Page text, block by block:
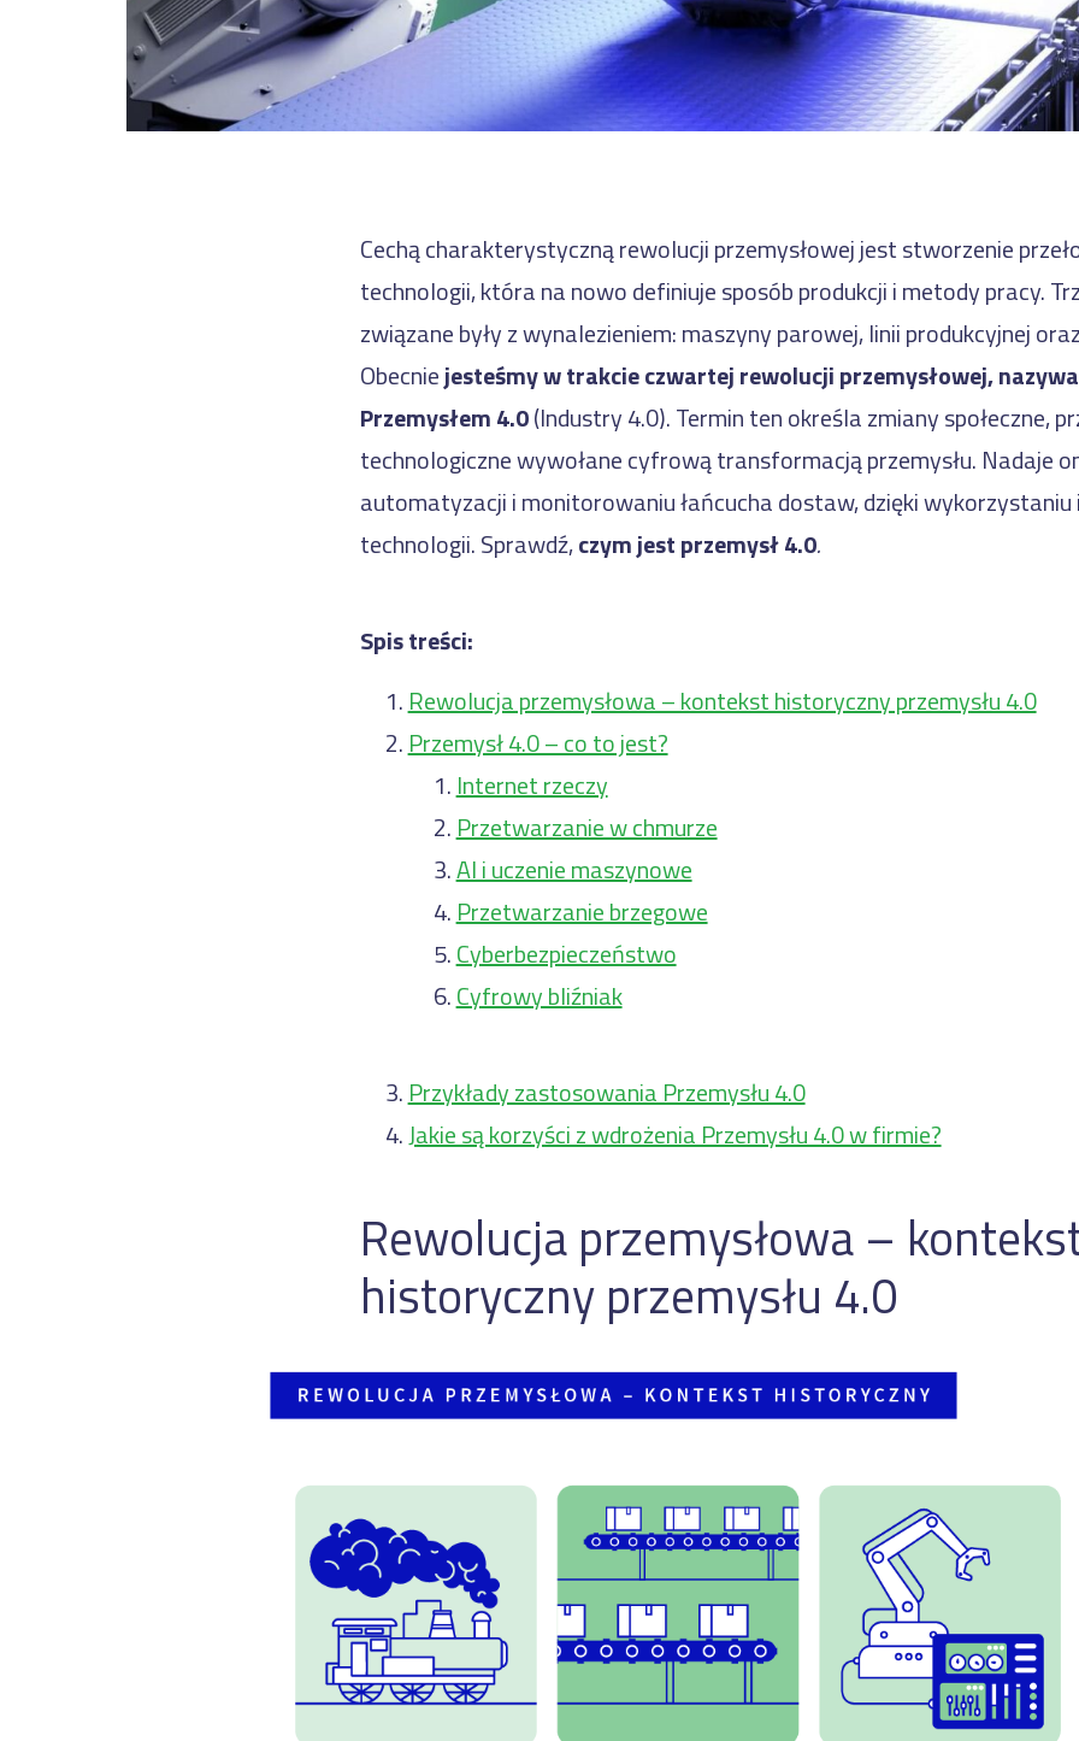
Cechą charakterystyczną rewolucji przemysłowej jest stworzenie
technologii, która na nowo definiuje sposób produkcji i metody pracy.
związane były z wynalezieniem: maszyny parowej, linii produkcyjnej
Obecniejesteśmy w trakcie czwartej rewolucji przemysłowej,
Przemysłem 4.0(Industry 4.0). Termin ten określa zmiany społeczne,
technologiczne wywołane cyfrową transformacją przemysłu. Nadaje
automatyzacji i monitorowaniu łańcucha dostaw, dzięki
technologii. Sprawdź,czym jest przemysł 4.0.
Spis treści:
Rewolucja przemysłowa – kontekst historyczny przemysłu 4.0
Przemysł 4.0 – co to jest?
Internet rzeczy
Przetwarzanie w chmurze
AI i uczenie maszynowe
Przetwarzanie brzegowe
Cyberbezpieczeństwo
Cyfrowy bliźniak
Przykłady zastosowania Przemysłu 4.0
Jakie są korzyści z wdrożenia Przemysłu 4.0 w firmie?
Rewolucja przemysłowa –
historyczny przemysłu 4.0